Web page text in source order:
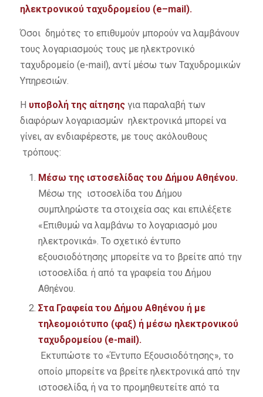
ηλεκτρονικού ταχυδρομείου (e–mail ).
Όσοι δημότες το επιθυμούν μπορούν να λαμβάνουν
τους λογαριασμούς τους με ηλεκτρονικό
ταχυδρομείο (e-mail), αντί μέσω των Ταχυδρομικών
Υπηρεσιών.
Η υποβολή της αίτησηςγια παραλαβή των
διαφόρων λογαριασμών ηλεκτρονικά μπορεί να
γίνει, αν ενδιαφέρεστε, με τους ακόλουθους
τρόπους:
Μέσω της ιστοσελίδαςτου Δήμου Αθηένου.
Μέσω της ιστοσελίδα του Δήμου
συμπληρώστε τα στοιχεία σας και επιλέξετε
«Επιθυμώ να λαμβάνω το λογαριασμό μου
ηλεκτρονικά». Το σχετικό έντυπο
εξουσιοδότησης μπορείτε να το βρείτε από την
ιστοσελίδα. ή από τα γραφεία του Δήμου
Αθηένου.
Στα Γραφεία του Δήμου Αθηένου ή με
τηλεομοιότυπο (φαξ) ή μέσω ηλεκτρονικού
ταχυδρομείου (e-mail).
Εκτυπώστε το «Έντυπο Εξουσιοδότησης», το
οποίο μπορείτε να βρείτε ηλεκτρονικά από την
ιστοσελίδα, ή να το προμηθευτείτε από τα